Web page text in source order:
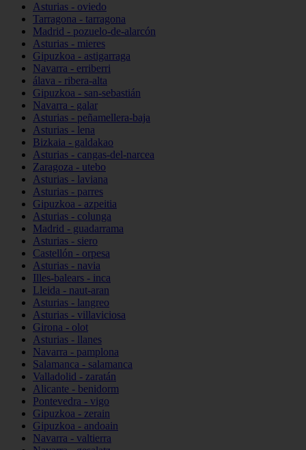
Asturias - oviedo
Tarragona - tarragona
Madrid - pozuelo-de-alarcón
Asturias - mieres
Gipuzkoa - astigarraga
Navarra - erriberri
álava - ribera-alta
Gipuzkoa - san-sebastián
Navarra - galar
Asturias - peñamellera-baja
Asturias - lena
Bizkaia - galdakao
Asturias - cangas-del-narcea
Zaragoza - utebo
Asturias - laviana
Asturias - parres
Gipuzkoa - azpeitia
Asturias - colunga
Madrid - guadarrama
Asturias - siero
Castellón - orpesa
Asturias - navia
Illes-balears - inca
Lleida - naut-aran
Asturias - langreo
Asturias - villaviciosa
Girona - olot
Asturias - llanes
Navarra - pamplona
Salamanca - salamanca
Valladolid - zaratán
Alicante - benidorm
Pontevedra - vigo
Gipuzkoa - zerain
Gipuzkoa - andoain
Navarra - valtierra